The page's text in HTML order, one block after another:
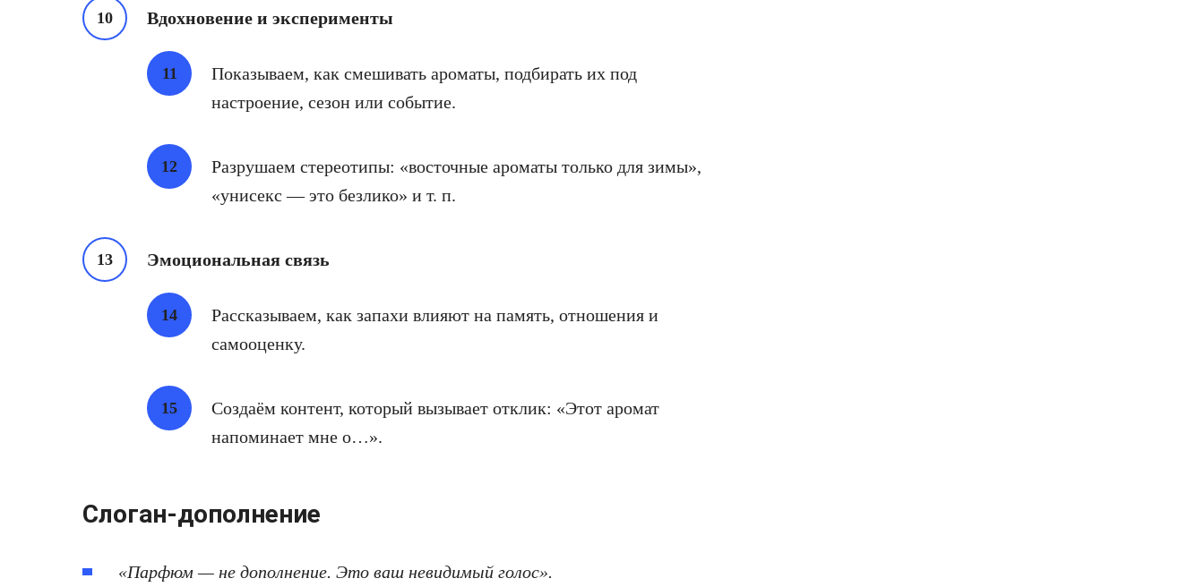
Вдохновение и эксперименты
Показываем, как смешивать ароматы, подбирать их под
настроение, сезон или событие.
Разрушаем стереотипы: «восточные ароматы только для зимы»,
«унисекс — это безлико» и т. п.
Эмоциональная связь
Рассказываем, как запахи влияют на память, отношения и
самооценку.
Создаём контент, который вызывает отклик: «Этот аромат
напоминает мне о…».
Слоган‑дополнение
«Парфюм — не дополнение. Это ваш невидимый голос».